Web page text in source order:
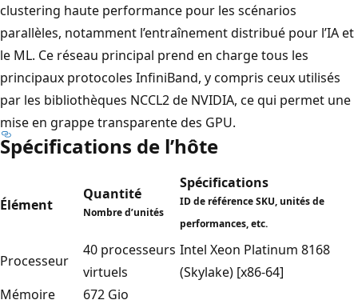
clustering haute performance pour les scénarios
parallèles, notamment l’entraînement distribué pour l’IA et
le ML. Ce réseau principal prend en charge tous les
principaux protocoles InfiniBand, y compris ceux utilisés
par les bibliothèques NCCL2 de NVIDIA, ce qui permet une
mise en grappe transparente des GPU.
Spécifications de l’hôte
Élément
Quantité
Nombre d’unités
Spécifications
ID de référence SKU, unités de
performances, etc.
Processeur
40 processeurs
virtuels
Intel Xeon Platinum 8168
(Skylake) [x86-64]
Mémoire
672 Gio